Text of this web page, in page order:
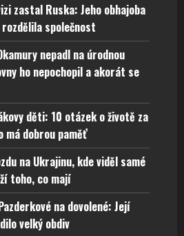
zastal Ruska: Jeho obhajoba
společnost
nepadl na úrodnou
ho nepochopil a akorát se
děti: 10 otázek o životě za
má dobrou paměť
na Ukrajinu, kde viděl samé
toho, co mají
na dovolené: Její
velký obdiv